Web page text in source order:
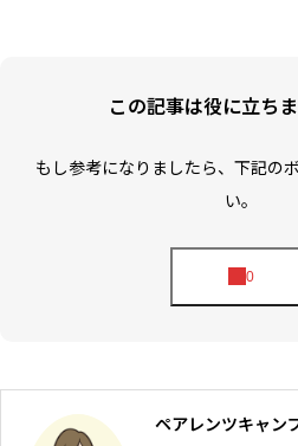
この記事は役に立ち
もし参考になりましたら、下記の
い。
ペアレンツキャン